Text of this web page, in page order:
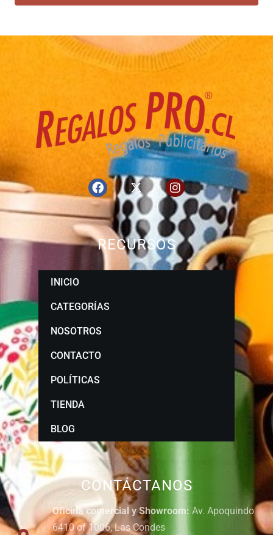
CONTÁCTANOS
Oficina comercial y Showroom: Av. Apoquindo
6410 of 1006, Las Condes
RECURSOS
INICIO
CATEGORÍAS
NOSOTROS
CONTACTO
POLÍTICAS
TIENDA
BLOG